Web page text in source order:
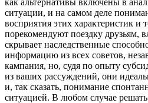
ситуации, и на самом деле
восприятия этих характеристик и
порекомендуют поездку друзьям,
скрывает наследственные
информацию из всех советов,
кампания, но, судя по опыту
из ваших рассуждений, они
и, так сказать, понимание
ситуацией. В любом случае